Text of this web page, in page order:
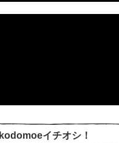
kodomoeイチオシ！